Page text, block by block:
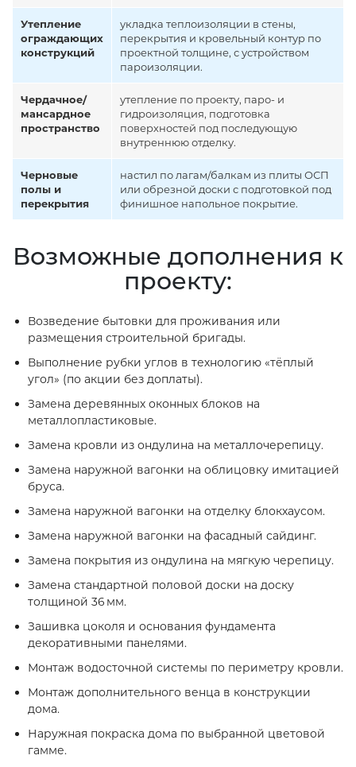
Утепление
ограждающих
конструкций
укладка теплоизоляции в стены,
перекрытия и кровельный контур по
проектной толщине, с устройством
пароизоляции.
Чердачное/
мансардное
пространство
утепление по проекту, паро- и
гидроизоляция, подготовка
поверхностей под последующую
внутреннюю отделку.
Черновые
полы и
перекрытия
настил по лагам/балкам из плиты ОСП
или обрезной доски с подготовкой под
финишное напольное покрытие.
Возможные дополнения к
проекту:
Возведение бытовки для проживания или
размещения строительной бригады.
Выполнение рубки углов в технологию «тёплый
угол» (по акции без доплаты).
Замена деревянных оконных блоков на
металлопластиковые.
Замена кровли из ондулина на металлочерепицу.
Замена наружной вагонки на облицовку имитацией
бруса.
Замена наружной вагонки на отделку блокхаусом.
Замена наружной вагонки на фасадный сайдинг.
Замена покрытия из ондулина на мягкую черепицу.
Замена стандартной половой доски на доску
толщиной 36 мм.
Зашивка цоколя и основания фундамента
декоративными панелями.
Монтаж водосточной системы по периметру кровли.
Монтаж дополнительного венца в конструкции
дома.
Наружная покраска дома по выбранной цветовой
гамме.